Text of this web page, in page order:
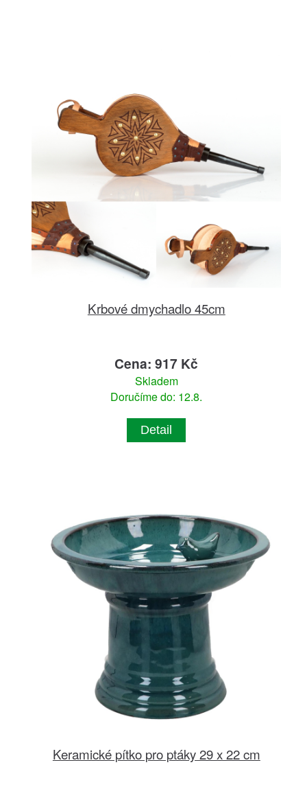
Krbové dmychadlo 45cm
Cena: 917 Kč
Skladem
Doručíme do: 12.8.
Detail
Keramické pítko pro ptáky 29 x 22 cm